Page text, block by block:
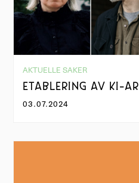
AKTUELLE SAKER
ETABLERING AV KI-
03.07.2024